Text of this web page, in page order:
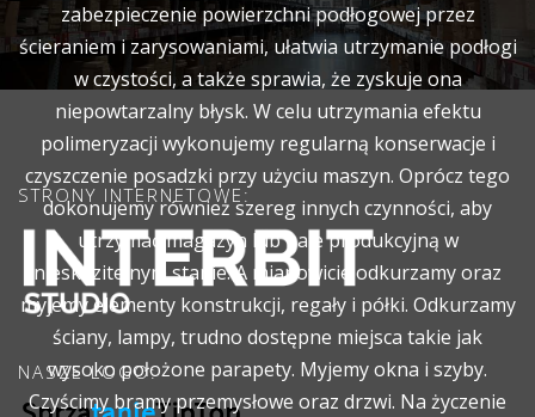
zabezpieczenie powierzchni podłogowej przez
ścieraniem i zarysowaniami, ułatwia utrzymanie podłogi
w czystości, a także sprawia, że zyskuje ona
niepowtarzalny błysk. W celu utrzymania efektu
polimeryzacji wykonujemy regularną konserwacje i
czyszczenie posadzki przy użyciu maszyn. Oprócz tego
dokonujemy również szereg innych czynności, aby
utrzymać magazyn lub hale produkcyjną w
nieskazitelnym stanie. A mianowicie odkurzamy oraz
myjemy elementy konstrukcji, regały i półki. Odkurzamy
ściany, lampy, trudno dostępne miejsca takie jak
wysoko położone parapety. Myjemy okna i szyby.
Czyścimy bramy przemysłowe oraz drzwi. Na życzenie
STRONY INTERNETOWE:
NASZE LOGO: